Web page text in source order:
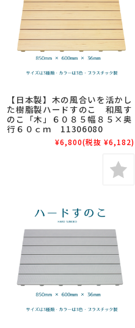
【日本製】木の風合いを活かし
た樹脂製ハードすのこ 和風す
のこ「木」６０８５幅８５×奥
行６０ｃｍ 11306080
¥6,800(税抜 ¥6,182)